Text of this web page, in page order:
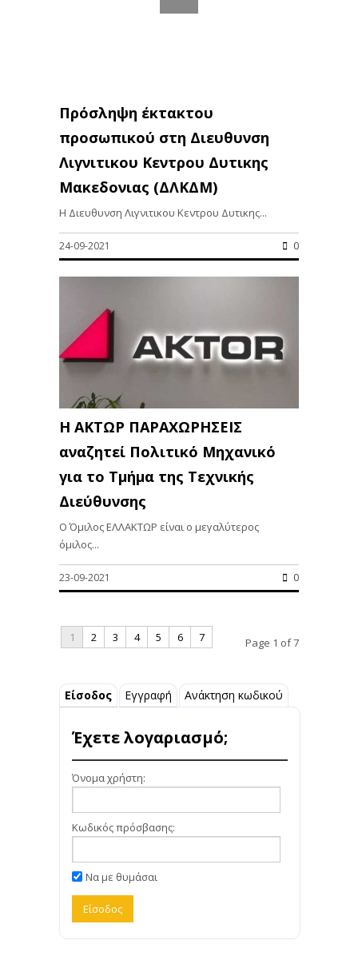
Πρόσληψη έκτακτου
προσωπικού στη Διευθυνση
Λιγνιτικου Κεντρου Δυτικης
Μακεδονιας (ΔΛΚΔΜ)
Η Διευθυνση Λιγνιτικου Κεντρου Δυτικης...
24-09-2021 0
Η ΑΚΤΩΡ ΠΑΡΑΧΩΡΗΣΕΙΣ
αναζητεί Πολιτικό Μηχανικό
για το Τμήμα της Τεχνικής
Διεύθυνσης
Ο Όμιλος ΕΛΛΑΚΤΩΡ είναι ο μεγαλύτερος
όμιλος...
23-09-2021 0
1 2 3 4 5 6 7 Page 1 of 7
Είσοδος Εγγραφή Ανάκτηση κωδικού
Έχετε λογαριασμό;
Όνομα χρήστη:
Κωδικός πρόσβασης:
Να με θυμάσαι